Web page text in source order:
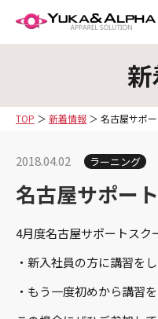
TOP 新着情報 名古屋サポ
ラーニング
2018.04.02
名古屋サポー
4月度名古屋サポートスク
・新入社員の方に講習をし
・もう一度初めから講習